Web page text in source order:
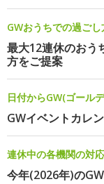
GWおうちでの過ご
最大12連休のおう
方をご提案
日付からGW(ゴール
GWイベントカレ
連休中の各機関の対
今年(2026年)の